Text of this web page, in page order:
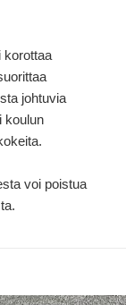
korottaa
johtuvia
koulun
voi poistua